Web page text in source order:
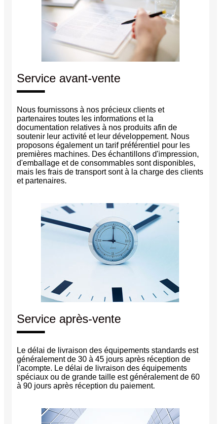
Service avant-vente
Nous fournissons à nos précieux clients et
partenaires toutes les informations et la
documentation relatives à nos produits afin de
soutenir leur activité et leur développement. Nous
proposons également un tarif préférentiel pour les
premières machines. Des échantillons d'impression,
d'emballage et de consommables sont disponibles,
mais les frais de transport sont à la charge des clients
et partenaires.
Service après-vente
Le délai de livraison des équipements standards est
généralement de 30 à 45 jours après réception de
l'acompte. Le délai de livraison des équipements
spéciaux ou de grande taille est généralement de 60
à 90 jours après réception du paiement.